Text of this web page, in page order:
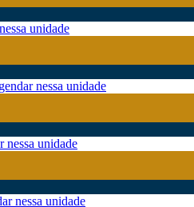
unidade
nessa unidade
nessa unidade
nessa unidade